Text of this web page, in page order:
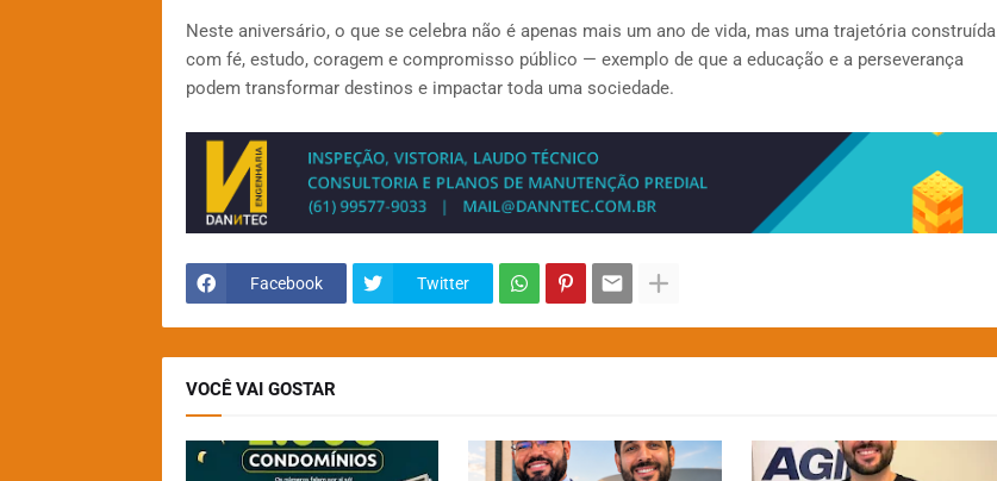
Neste aniversário, o que se celebra não é apenas mais um ano de vida, mas uma trajetória construída
com fé, estudo, coragem e compromisso público — exemplo de que a educação e a perseverança
podem transformar destinos e impactar toda uma sociedade.
Facebook Twitter
VOCÊ VAI GOSTAR